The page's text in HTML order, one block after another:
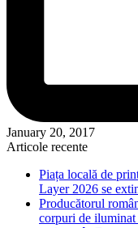
January 20, 2017
Articole recente
Piața locală de
Layer 2026 se
Producătorul
corpuri de